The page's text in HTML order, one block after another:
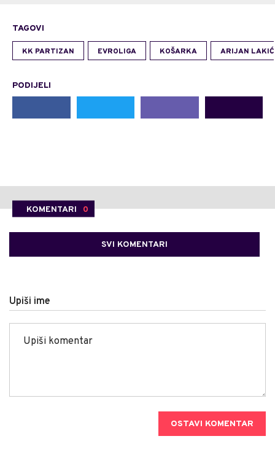
TAGOVI
KK PARTIZAN EVROLIGA KOŠARKA ARIJAN LAKIĆ
PODIJELI
KOMENTARI 0
SVI KOMENTARI
Upiši ime
OSTAVI KOMENTAR